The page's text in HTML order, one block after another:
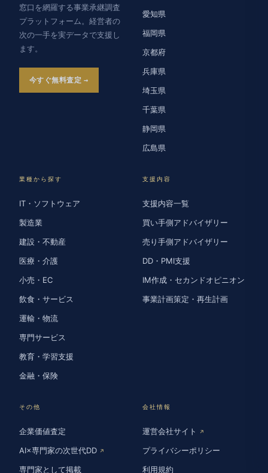
窓口を網羅する事業承継調査
プラットフォーム。経営者の
次の一手を実データで支援し
ます。
今すぐ無料査定
愛知県
福岡県
京都府
兵庫県
埼玉県
千葉県
静岡県
広島県
業種から探す
IT・ソフトウェア
製造業
建設・不動産
医療・介護
小売・EC
飲食・サービス
運輸・物流
専門サービス
教育・学習支援
金融・保険
支援内容
支援内容一覧
買い手側アドバイザリー
売り手側アドバイザリー
DD・PMI支援
IM作成・セカンドオピニオン
事業計画策定・再生計画
その他
企業価値査定
AI×専門家の次世代DD ↗
専門家として掲載
会社情報
運営会社サイト ↗
プライバシーポリシー
利用規約